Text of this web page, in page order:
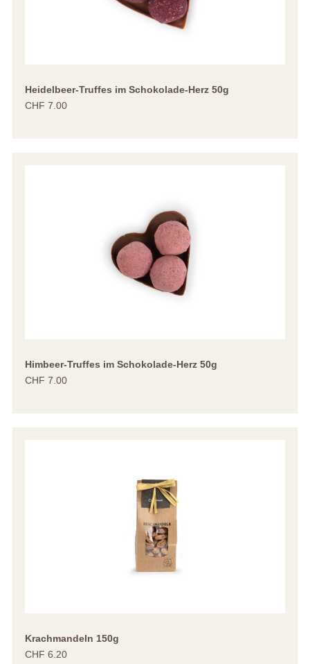
Heidelbeer-Truffes im Schokolade-Herz 50g
CHF 7.00
Himbeer-Truffes im Schokolade-Herz 50g
CHF 7.00
Krachmandeln 150g
CHF 6.20